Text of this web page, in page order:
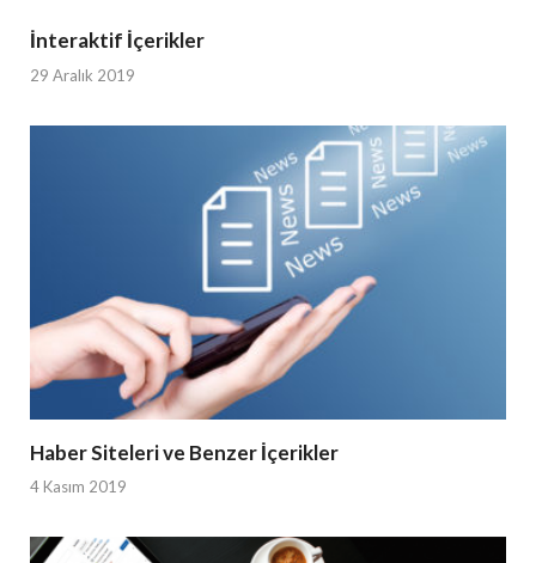
İnteraktif İçerikler
29 Aralık 2019
Haber Siteleri ve Benzer İçerikler
4 Kasım 2019